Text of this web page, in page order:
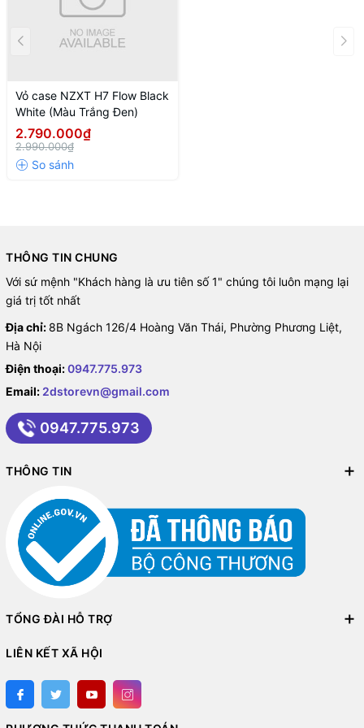
Vỏ case NZXT H7 Flow Black
White (Màu Trắng Đen)
2.790.000₫
2.990.000₫
THÔNG TIN CHUNG
Với sứ mệnh "Khách hàng là ưu tiên số 1" chúng tôi luôn mạng lại
giá trị tốt nhất
Địa chỉ: 8B Ngách 126/4 Hoàng Văn Thái, Phường Phương Liệt,
Hà Nội
Điện thoại:0947.775.973
Email: 2dstorevn@gmail.com
0947.775.973
THÔNG TIN
TỔNG ĐÀI HỖ TRỢ
LIÊN KẾT XÃ HỘI